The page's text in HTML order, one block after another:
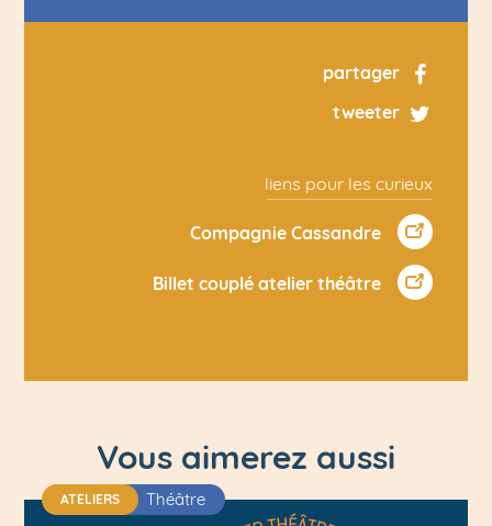
partager
tweeter
liens pour les curieux
Compagnie Cassandre
Billet couplé atelier théâtre
Vous aimerez aussi
ATELIERS Théâtre